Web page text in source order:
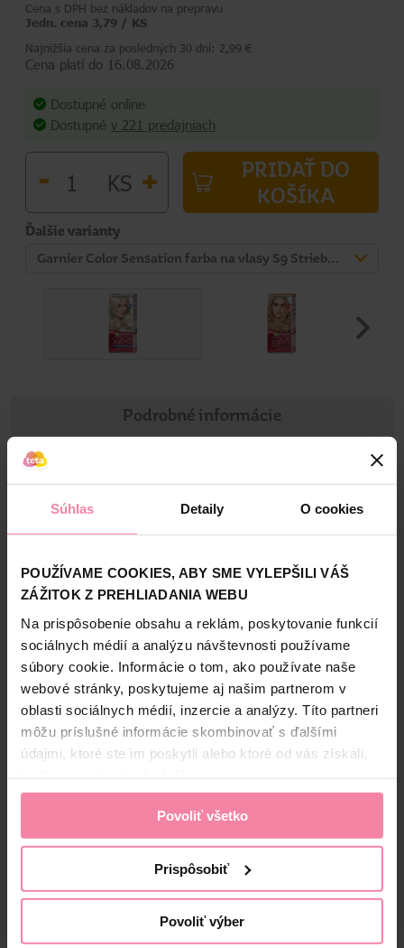
Súhlas Detaily O cookies
POUŽÍVAME COOKIES, ABY SME VYLEPŠILI VÁŠ
ZÁŽITOK Z PREHLIADANIA WEBU
Na prispôsobenie obsahu a reklám, poskytovanie funkcií
sociálnych médií a analýzu návštevnosti používame
súbory cookie. Informácie o tom, ako používate naše
webové stránky, poskytujeme aj našim partnerom v
oblasti sociálnych médií, inzercie a analýzy. Títo partneri
môžu príslušné informácie skombinovať s ďalšími
údajmi, ktoré ste im poskytli alebo ktoré od vás získali,
Povoliť všetko
Prispôsobiť
Povoliť výber
Cena s DPH bez nákladov na prepravu
Jedn. cena 3,79 / KS
Najnižšia cena za posledných 30 dní: 2,99 €
Cena platí do 16.08.2026
Dostupné online
Dostupné v 221 predajniach
- KS +
PRIDAŤ DO
KOŠÍKA
Ďalšie varianty
Garnier Color Sensation farba na vlasy S9 Strieborná blond
Podrobné informácie
Informácie o výrobku
Ošetrujúca permanentná farba na vlasy. Špeciálne zloženie
obsahuje intenzívne pigmenty ktoré odrážajú svetlo a
precízna a dlhotrvajúca. 100% kryje šediny. V zložení
nájdete perleť ktorá odráža svetelné lúče a žiarivo sa
robí z farbenia vlasov pôžitok pre zmysly
Informácie o výrobcovi
LOR
Bezpečnosť a balenie
Zloženie
High-contrast mode
Alternatívne produkty